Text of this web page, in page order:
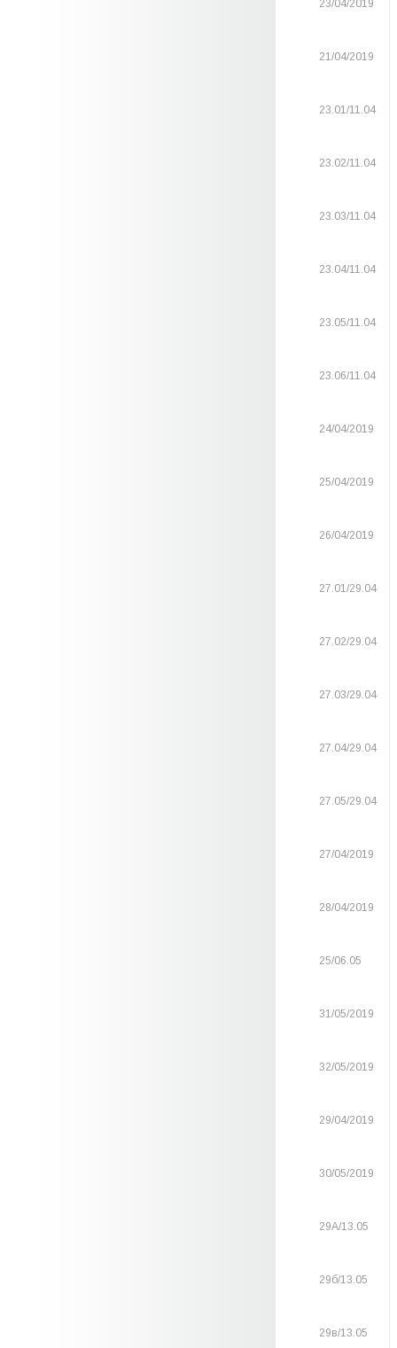
23/04/2019
21/04/2019
23.01/11.04
23.02/11.04
23.03/11.04
23.04/11.04
23.05/11.04
23.06/11.04
24/04/2019
25/04/2019
26/04/2019
27.01/29.04
27.02/29.04
27.03/29.04
27.04/29.04
27.05/29.04
27/04/2019
28/04/2019
25/06.05
31/05/2019
32/05/2019
29/04/2019
30/05/2019
29А/13.05
29б/13.05
29в/13.05